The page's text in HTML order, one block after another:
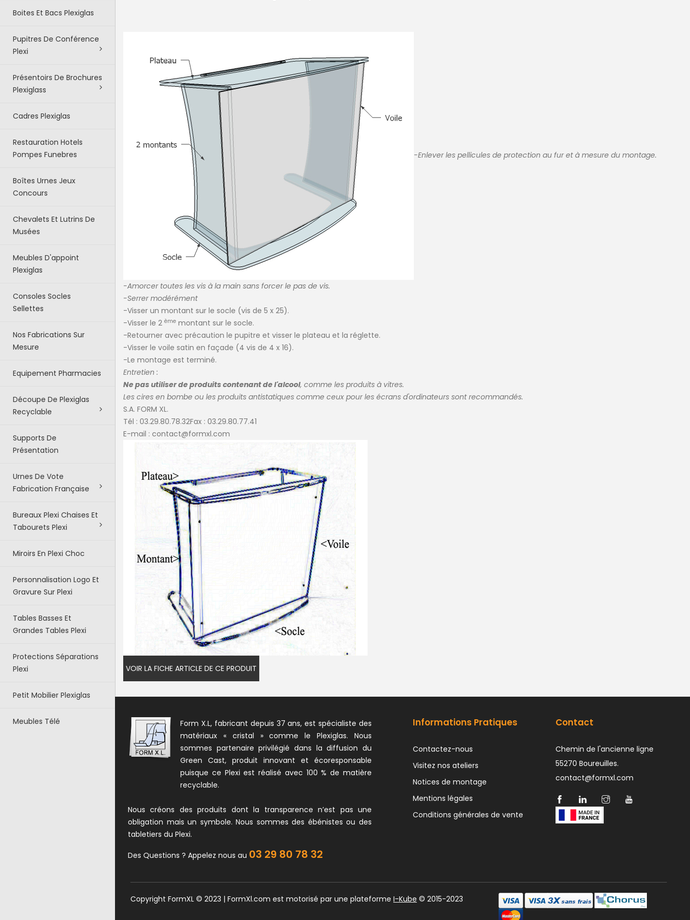
Boites Et Bacs Plexiglas
Pupitres De Conférence
Plexi
Présentoirs De Brochures
Plexiglass
Cadres Plexiglas
Restauration Hotels
Pompes Funebres
Boîtes Urnes Jeux
Concours
Chevalets Et Lutrins De
Musées
Meubles D'appoint
Plexiglas
Consoles Socles
Sellettes
Nos Fabrications Sur
Mesure
Equipement Pharmacies
Découpe De Plexiglas
Recyclable
Supports De
Présentation
Urnes De Vote
Fabrication Française
Bureaux Plexi Chaises Et
Tabourets Plexi
Miroirs En Plexi Choc
Personnalisation Logo Et
Gravure Sur Plexi
Tables Basses Et
Grandes Tables Plexi
Protections Séparations
Plexi
Petit Mobilier Plexiglas
Meubles Télé
-Enlever les pellicules de protection au fur et à mesure du montage.
-Amorcer toutes les vis à la main sans forcer le pas de vis.
-Serrer modérément
-Visser un montant sur le socle (vis de 5 x 25).
-Visser le 2 ème montant sur le socle.
-Retourner avec précaution le pupitre et visser le plateau et la réglette.
-Visser le voile satin en façade (4 vis de 4 x 16).
-Le montage est terminé.
Entretien :
Ne pas utiliser de produits contenant de l'alcool, comme les produits à vitres.
Les cires en bombe ou les produits antistatiques comme ceux pour les écrans d'ordinateurs sont recommandés.
S.A. FORM XL.
Tél : 03.29.80.78.32Fax : 03.29.80.77.41
E-mail : contact@formxl.com
VOIR LA FICHE ARTICLE DE CE PRODUIT
Form X.L, fabricant depuis 37 ans, est spécialiste des
matériaux « cristal » comme le Plexiglas. Nous
sommes partenaire privilégié dans la diffusion du
Green Cast, produit innovant et écoresponsable
puisque ce Plexi est réalisé avec 100 % de matière
recyclable.
Nous créons des produits dont la transparence n’est pas une
obligation mais un symbole. Nous sommes des ébénistes ou des
tabletiers du Plexi.
Des Questions ? Appelez nous au 03 29 80 78 32
Informations Pratiques
Contactez-nous
Visitez nos ateliers
Notices de montage
Mentions légales
Conditions générales de vente
Contact
Chemin de l'ancienne ligne
55270 Boureuilles.
contact@formxl.com
Copyright FormXL © 2023 | FormXl.com est motorisé par une plateforme I-Kube © 2015-2023